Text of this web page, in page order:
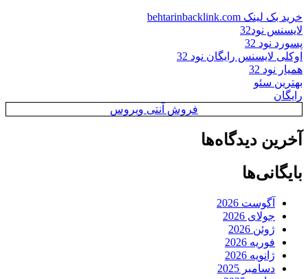
خرید بک لینک behtarinbacklink.com
لایسنس نود32
پسورد نود 32
اوکلی لایسنس رایگان نود 32
همیار نود 32
بهترین سئو
رایگان
فروش آنتی ویروس
آخرین دیدگاه‌ها
بایگانی‌ها
آگوست 2026
جولای 2026
ژوئن 2026
فوریه 2026
ژانویه 2026
دسامبر 2025